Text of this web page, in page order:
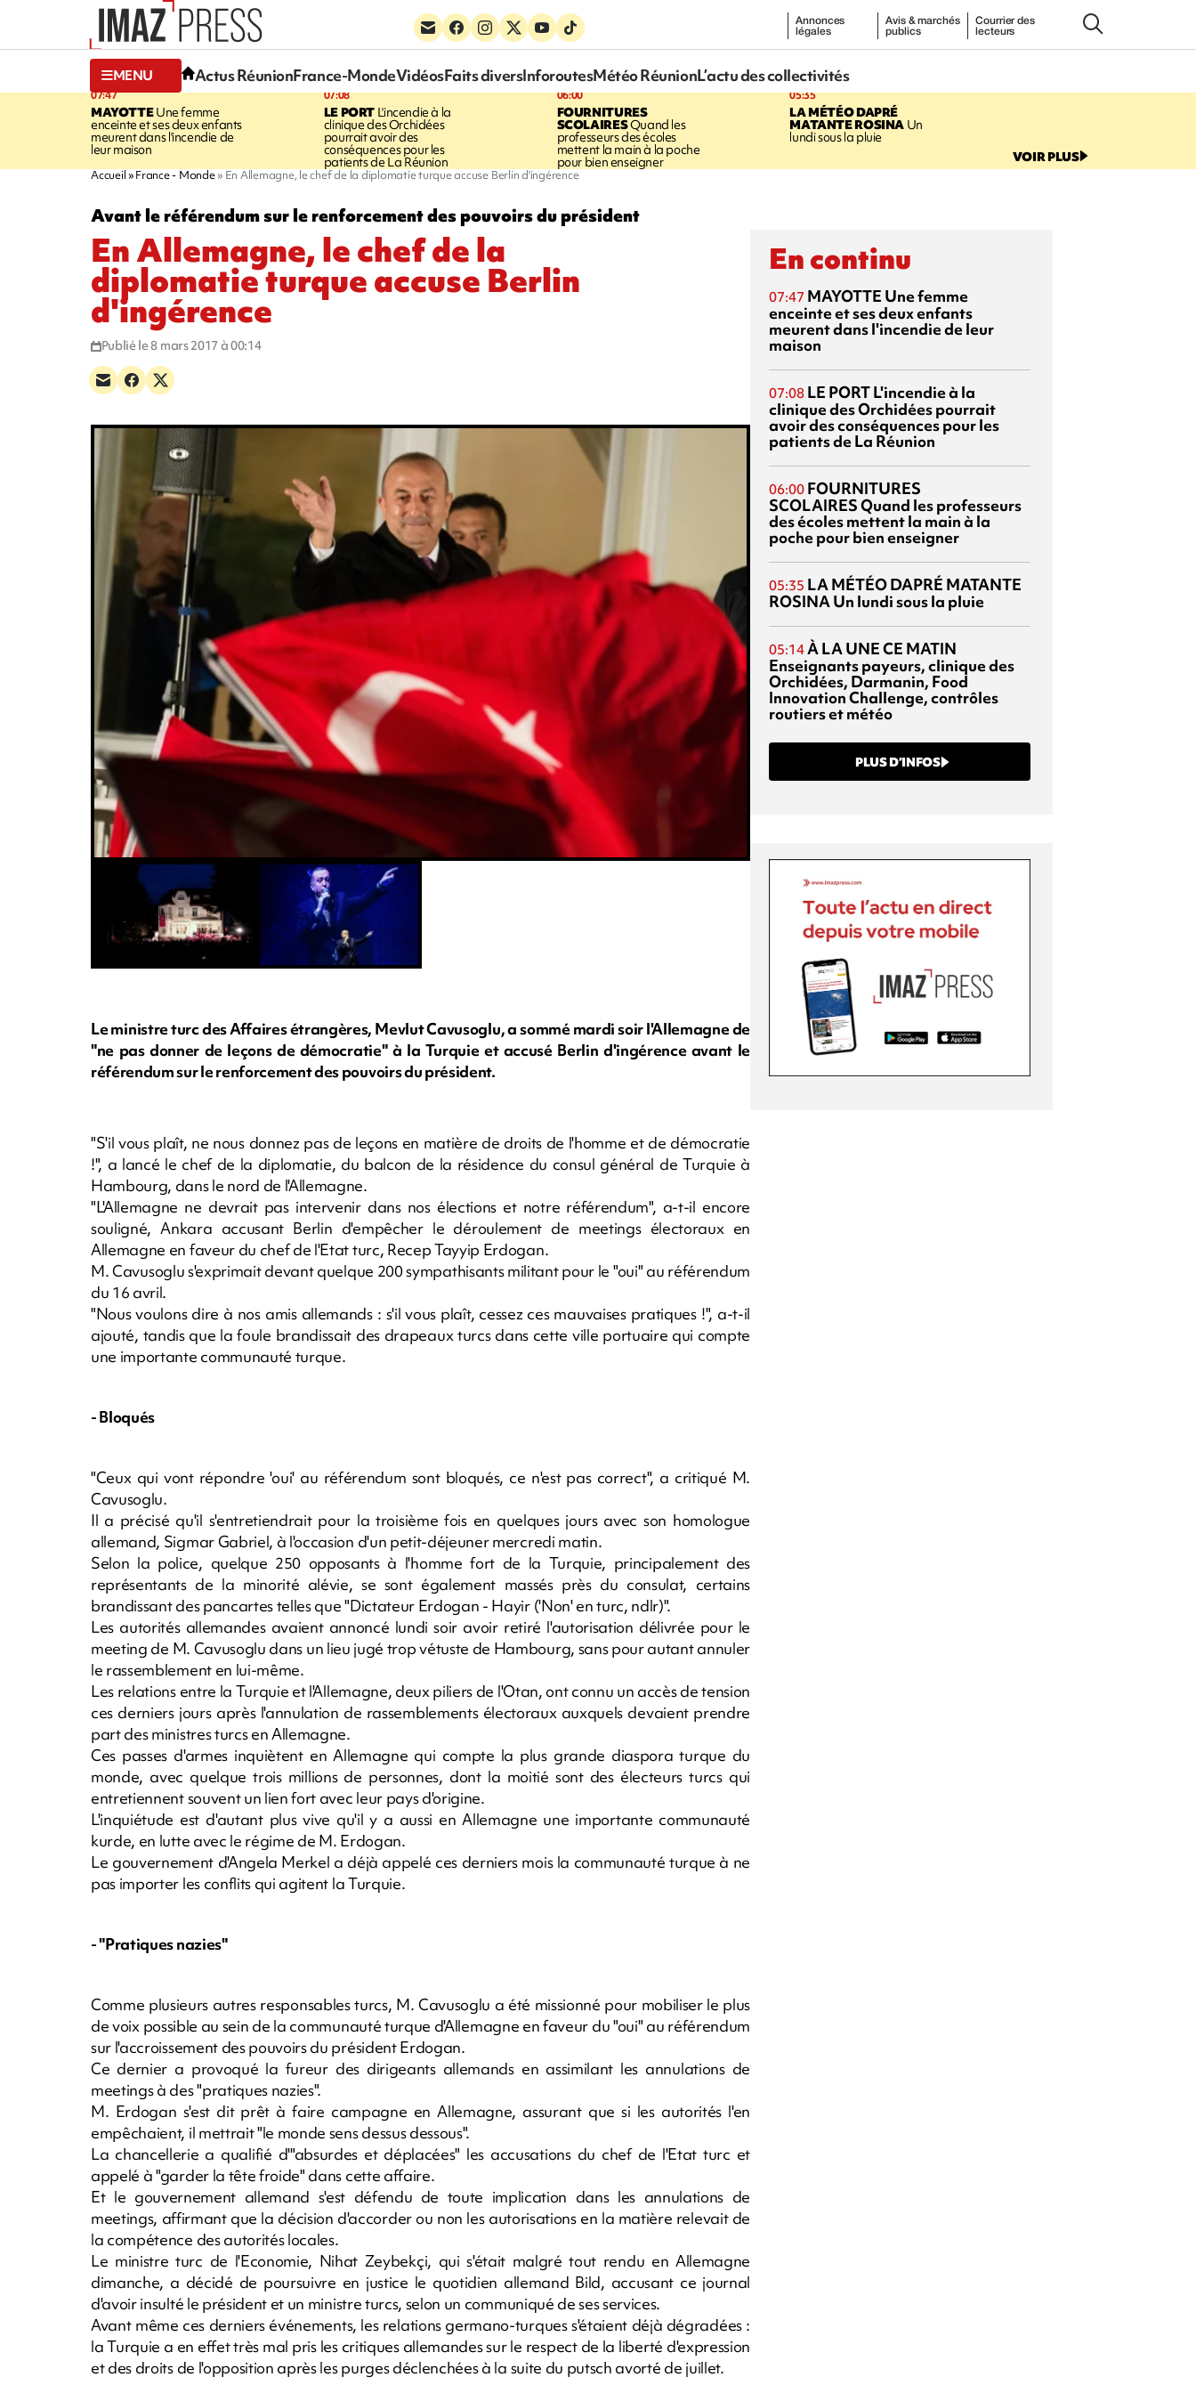
Annonces
légales
Avis & marchés
publics
Courrier des
lecteurs
MENU Actus RéunionFrance-MondeVidéosFaits diversInforoutesMétéo RéunionL’actu des collectivités
07:47
MAYOTTEUne femme
enceinte et ses deux enfants
meurent dans l'incendie de
leur maison
07:08
LE PORT L'incendie à la
clinique des Orchidées
pourrait avoir des
conséquences pour les
patients de La Réunion
06:00
FOURNITURES
SCOLAIRESQuand les
professeurs des écoles
mettent la main à la poche
pour bien enseigner
05:35
LA MÉTÉO DAPRÉ
MATANTE ROSINAUn
lundi sous la pluie
VOIR PLUS
Accueil France - Monde En Allemagne, le chef de la diplomatie turque accuse Berlin d'ingérence
Avant le référendum sur le renforcement des pouvoirs du président
En Allemagne, le chef de la
diplomatie turque accuse Berlin
d'ingérence
Publié le 8 mars 2017 à 00:14
Le ministre turc des Affaires étrangères, Mevlut Cavusoglu, a sommé mardi soir l'Allemagne de
"ne pas donner de leçons de démocratie" à la Turquie et accusé Berlin d'ingérence avant le
référendum sur le renforcement des pouvoirs du président.
"S'il vous plaît, ne nous donnez pas de leçons en matière de droits de l'homme et de démocratie
!", a lancé le chef de la diplomatie, du balcon de la résidence du consul général de Turquie à
Hambourg, dans le nord de l'Allemagne.
"L'Allemagne ne devrait pas intervenir dans nos élections et notre référendum", a-t-il encore
souligné, Ankara accusant Berlin d'empêcher le déroulement de meetings électoraux en
Allemagne en faveur du chef de l'Etat turc, Recep Tayyip Erdogan.
M. Cavusoglu s'exprimait devant quelque 200 sympathisants militant pour le "oui" au référendum
du 16 avril.
"Nous voulons dire à nos amis allemands : s'il vous plaît, cessez ces mauvaises pratiques !", a-t-il
ajouté, tandis que la foule brandissait des drapeaux turcs dans cette ville portuaire qui compte
une importante communauté turque.
- Bloqués
"Ceux qui vont répondre 'oui' au référendum sont bloqués, ce n'est pas correct", a critiqué M.
Cavusoglu.
Il a précisé qu'il s'entretiendrait pour la troisième fois en quelques jours avec son homologue
allemand, Sigmar Gabriel, à l'occasion d'un petit-déjeuner mercredi matin.
Selon la police, quelque 250 opposants à l'homme fort de la Turquie, principalement des
représentants de la minorité alévie, se sont également massés près du consulat, certains
brandissant des pancartes telles que "Dictateur Erdogan - Hayir ('Non' en turc, ndlr)".
Les autorités allemandes avaient annoncé lundi soir avoir retiré l'autorisation délivrée pour le
meeting de M. Cavusoglu dans un lieu jugé trop vétuste de Hambourg, sans pour autant annuler
le rassemblement en lui-même.
Les relations entre la Turquie et l'Allemagne, deux piliers de l'Otan, ont connu un accès de tension
ces derniers jours après l'annulation de rassemblements électoraux auxquels devaient prendre
part des ministres turcs en Allemagne.
Ces passes d'armes inquiètent en Allemagne qui compte la plus grande diaspora turque du
monde, avec quelque trois millions de personnes, dont la moitié sont des électeurs turcs qui
entretiennent souvent un lien fort avec leur pays d'origine.
L'inquiétude est d'autant plus vive qu'il y a aussi en Allemagne une importante communauté
kurde, en lutte avec le régime de M. Erdogan.
Le gouvernement d'Angela Merkel a déjà appelé ces derniers mois la communauté turque à ne
pas importer les conflits qui agitent la Turquie.
- "Pratiques nazies"
Comme plusieurs autres responsables turcs, M. Cavusoglu a été missionné pour mobiliser le plus
de voix possible au sein de la communauté turque d'Allemagne en faveur du "oui" au référendum
sur l'accroissement des pouvoirs du président Erdogan.
Ce dernier a provoqué la fureur des dirigeants allemands en assimilant les annulations de
meetings à des "pratiques nazies".
M. Erdogan s'est dit prêt à faire campagne en Allemagne, assurant que si les autorités l'en
empêchaient, il mettrait "le monde sens dessus dessous".
La chancellerie a qualifié d'"absurdes et déplacées" les accusations du chef de l'Etat turc et
appelé à "garder la tête froide" dans cette affaire.
Et le gouvernement allemand s'est défendu de toute implication dans les annulations de
meetings, affirmant que la décision d'accorder ou non les autorisations en la matière relevait de
la compétence des autorités locales.
Le ministre turc de l'Economie, Nihat Zeybekçi, qui s'était malgré tout rendu en Allemagne
dimanche, a décidé de poursuivre en justice le quotidien allemand Bild, accusant ce journal
d'avoir insulté le président et un ministre turcs, selon un communiqué de ses services.
Avant même ces derniers événements, les relations germano-turques s'étaient déjà dégradées :
la Turquie a en effet très mal pris les critiques allemandes sur le respect de la liberté d'expression
et des droits de l'opposition après les purges déclenchées à la suite du putsch avorté de juillet.
En continu
07:47 MAYOTTE Une femme
enceinte et ses deux enfants
meurent dans l'incendie de leur
maison
07:08 LE PORTL'incendie à la
clinique des Orchidées pourrait
avoir des conséquences pour les
patients de La Réunion
06:00 FOURNITURES
SCOLAIRESQuand les professeurs
des écoles mettent la main à la
poche pour bien enseigner
05:35 LA MÉTÉO DAPRÉ MATANTE
ROSINAUn lundi sous la pluie
05:14À LA UNE CE MATIN
Enseignants payeurs, clinique des
Orchidées, Darmanin, Food
Innovation Challenge, contrôles
routiers et météo
PLUS D’INFOS